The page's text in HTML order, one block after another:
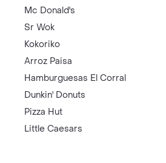
Mc Donald's
Sr Wok
Kokoriko
Arroz Paisa
Hamburguesas El Corral
Dunkin' Donuts
Pizza Hut
Little Caesars